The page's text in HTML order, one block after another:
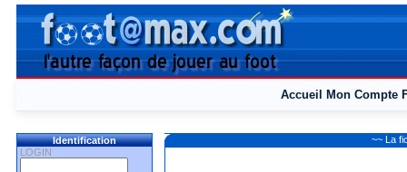
Accueil Mon Compte
Identification
LOGIN
~~ La